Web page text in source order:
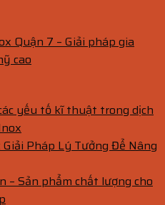
Quận 7 – Giải pháp gia
cao
yếu tố kĩ thuật trong dịch
Pháp Lý Tưởng Để Nâng
– Sản phẩm chất lượng cho